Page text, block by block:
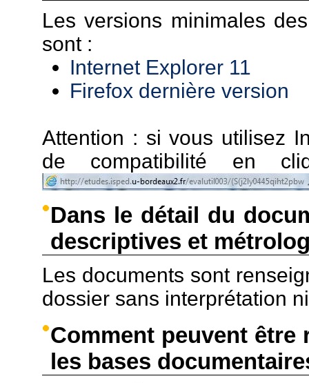
Les versions minimales
sont :
Internet Explorer 11
Firefox dernière version
Attention : si vous utilisez
de compatibilité en
Dans le détail du
descriptives et
Les documents sont
dossier sans interprétation
Comment peuvent
les bases